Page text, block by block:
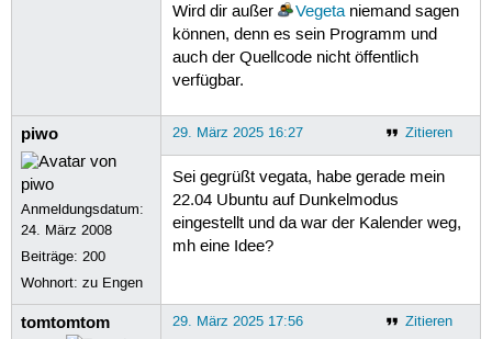
Wird dir außer Vegetaniemand sagen
können, denn es sein Programm und
auch der Quellcode nicht öffentlich
verfügbar.
piwo
Anmeldungsdatum:
24. März 2008
Beiträge:200
Wohnort: zu Engen
Zitieren
29. März 2025 16:27
Sei gegrüßt vegata, habe gerade mein
22.04 Ubuntu auf Dunkelmodus
eingestellt und da war der Kalender weg,
mh eine Idee?
tomtomtom Zitieren
29. März 2025 17:56